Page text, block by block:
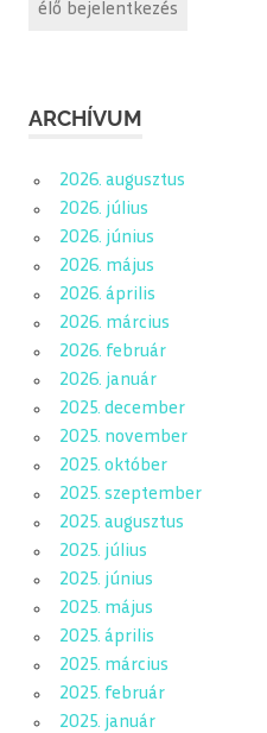
élő bejelentkezés
ARCHÍVUM
2026. augusztus
2026. július
2026. június
2026. május
2026. április
2026. március
2026. február
2026. január
2025. december
2025. november
2025. október
2025. szeptember
2025. augusztus
2025. július
2025. június
2025. május
2025. április
2025. március
2025. február
2025. január